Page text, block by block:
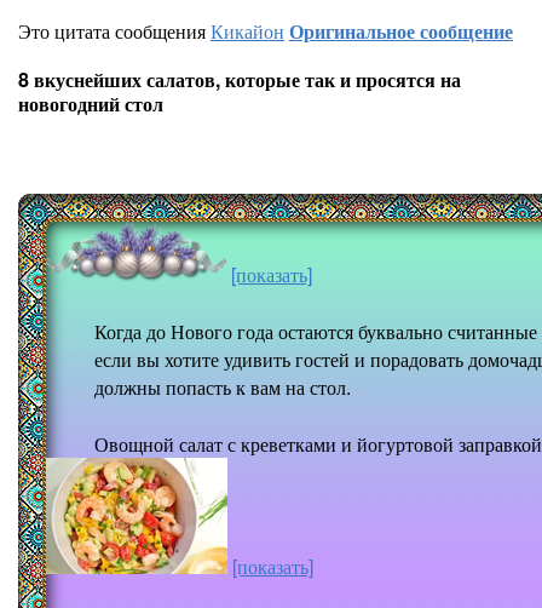
Это цитата сообщенияКикайон Оригинальное сообщение
8 вкуснейших салатов, которые так и просятся на
новогодний стол
[показать]
Когда до Нового года остаются буквально
если вы хотите удивить гостей и порадовать
должны попасть к вам на стол.
Овощной салат с креветками и йогуртовой заправкой
[показать]